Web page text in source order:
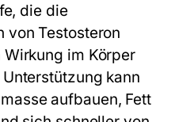
die die
von Testosteron
im Körper
kann
aufbauen, Fett